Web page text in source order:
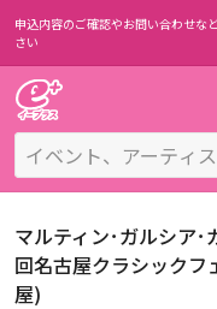
申込内容のご確認やお問い合わせな
さい
マルティン･ガルシア･
回名古屋クラシックフ
屋)